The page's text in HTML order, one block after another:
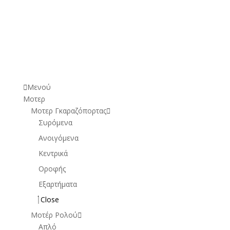
Μενού
Μοτερ
Μοτερ Γκαραζόπορτας
Συρόμενα
Ανοιγόμενα
Κεντρικά
Οροφής
Εξαρτήματα
Close
Μοτέρ Ρολού
Απλό